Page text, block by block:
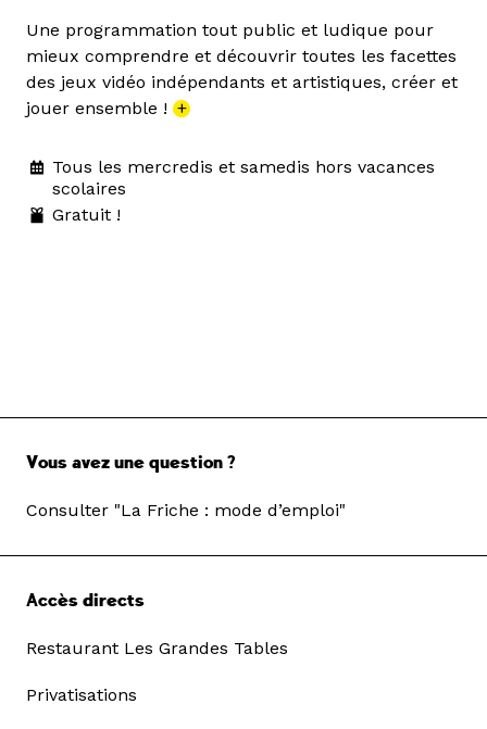
Une programmation tout public et ludique pour
mieux comprendre et découvrir toutes les facettes
des jeux vidéo indépendants et artistiques, créer et
jouer ensemble ! +
Tous les mercredis et samedis hors vacances
scolaires
Gratuit !
Vous avez une question ?
Consulter "La Friche : mode d’emploi"
Accès directs
Restaurant Les Grandes Tables
Privatisations